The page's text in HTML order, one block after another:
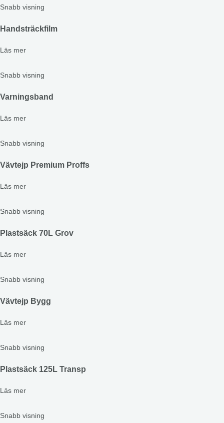
Snabb visning
Handsträckfilm
Läs mer
Snabb visning
Varningsband
Läs mer
Snabb visning
Vävtejp Premium Proffs
Läs mer
Snabb visning
Plastsäck 70L Grov
Läs mer
Snabb visning
Vävtejp Bygg
Läs mer
Snabb visning
Plastsäck 125L Transp
Läs mer
Snabb visning